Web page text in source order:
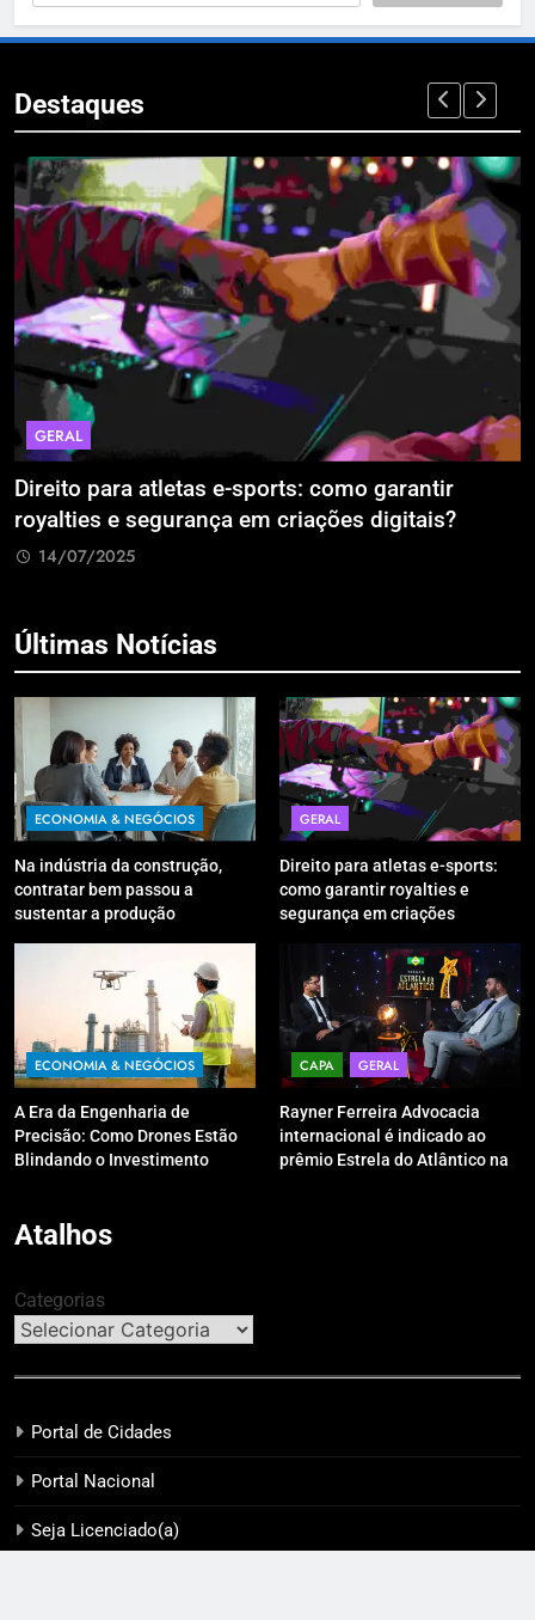
Destaques
garantir
digitais?
ECONOMIA & NEGÓCIOS
A Era da Engenharia de Precisão:
Estão Blindando o Investimento
Últimas Notícias
ECONOMIA & NEGÓCIOS
Na indústria da construção,
contratar bem passou a
sustentar a produção
GERAL
Direito para atletas e-sports:
como garantir royalties e
segurança em criações
ECONOMIA & NEGÓCIOS
A Era da Engenharia de
Precisão: Como Drones Estão
Blindando o Investimento
CAPA GERAL
Rayner Ferreira Advocacia
internacional é indicado ao
prêmio Estrela do Atlântico na
Atalhos
Categorias
Portal de Cidades
Portal Nacional
Seja Licenciado(a)